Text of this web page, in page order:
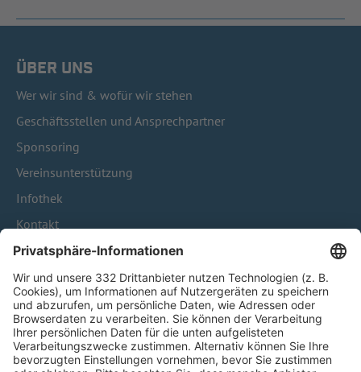
ÜBER UNS
Wer wir sind & wofür wir stehen
Geschäftsstellen und Ansprechpartner
Sponsoring
Vereinsunterstützung
Infothek
Kontakt
HÄUFIG BESUCHTE SEITEN
Pässe und Vereinswechsel
Trainerausbildung
Schulungsangebot Vereinsmitarbeiter